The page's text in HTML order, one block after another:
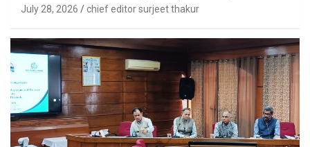
July 28, 2026 chief editor surjeet thakur